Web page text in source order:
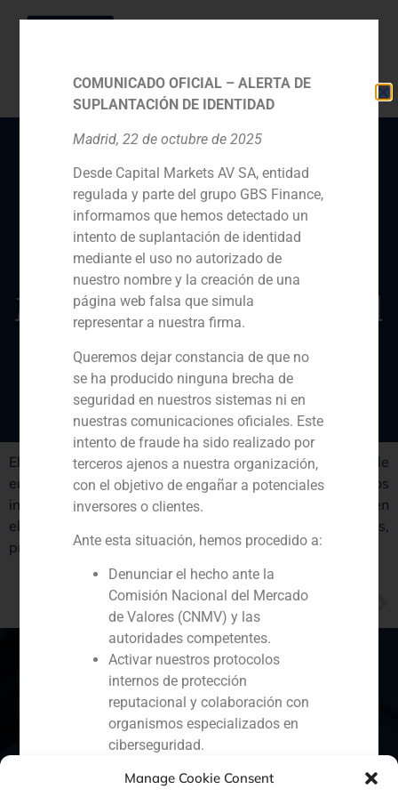
Manage Cookie Consent
César Fernández Tajes,
vicepresidente de GBS
Finance, ha participado
en la valoración de
Mercadona por parte del
Instituto de Estudios
Bursátiles (IEB)
El IEB ha valorado Mercadona en 15.076 millones de
euros. La exhaustiva valoración ha sido realizada por los
integrantes del master decorporate finance
de IEB y en
ella ha participado, entre otros, César Fernández Tajes,
profesor del master y vicepresidente de GBS Finance.
Portugal Colombia
Ecuador Perú
COMUNICADO OFICIAL – ALERTA DE
SUPLANTACIÓN DE IDENTIDAD
Madrid, 22 de octubre de 2025
Desde Capital Markets AV SA, entidad
regulada y parte del grupo GBS Finance,
informamos que hemos detectado un
intento de suplantación de identidad
mediante el uso no autorizado de
nuestro nombre y la creación de una
página web falsa que simula
representar a nuestra firma.
Queremos dejar constancia de que no
se ha producido ninguna brecha de
seguridad en nuestros sistemas ni en
nuestras comunicaciones oficiales. Este
intento de fraude ha sido realizado por
terceros ajenos a nuestra organización,
con el objetivo de engañar a potenciales
inversores o clientes.
Ante esta situación, hemos procedido a:
Denunciar el hecho ante la
Comisión Nacional del Mercado
de Valores (CNMV) y las
autoridades competentes.
Activar nuestros protocolos
internos de protección
reputacional y colaboración con
organismos especializados en
ciberseguridad.
clientes, colaboradores y al público en